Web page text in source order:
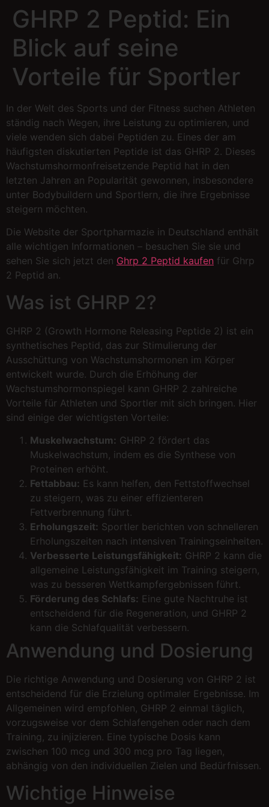
GHRP 2 Peptid: Ein
Blick auf seine
Vorteile für Sportler
In der Welt des Sports und der Fitness suchen Athleten
ständig nach Wegen, ihre Leistung zu optimieren, und
viele wenden sich dabei Peptiden zu. Eines der am
häufigsten diskutierten Peptide ist das GHRP 2. Dieses
Wachstumshormonfreisetzende Peptid hat in den
letzten Jahren an Popularität gewonnen, insbesondere
unter Bodybuildern und Sportlern, die ihre Ergebnisse
steigern möchten.
Die Website der Sportpharmazie in Deutschland enthält
alle wichtigen Informationen – besuchen Sie sie und
sehen Sie sich jetzt den Ghrp 2 Peptid kaufen für Ghrp
2 Peptid an.
Was ist GHRP 2?
GHRP 2 (Growth Hormone Releasing Peptide 2) ist ein
synthetisches Peptid, das zur Stimulierung der
Ausschüttung von Wachstumshormonen im Körper
entwickelt wurde. Durch die Erhöhung der
Wachstumshormonspiegel kann GHRP 2 zahlreiche
Vorteile für Athleten und Sportler mit sich bringen. Hier
sind einige der wichtigsten Vorteile:
Muskelwachstum: GHRP 2 fördert das
Muskelwachstum, indem es die Synthese von
Proteinen erhöht.
Fettabbau: Es kann helfen, den Fettstoffwechsel
zu steigern, was zu einer effizienteren
Fettverbrennung führt.
Erholungszeit: Sportler berichten von schnelleren
Erholungszeiten nach intensiven Trainingseinheiten.
Verbesserte Leistungsfähigkeit: GHRP 2 kann die
allgemeine Leistungsfähigkeit im Training steigern,
was zu besseren Wettkampfergebnissen führt.
Förderung des Schlafs: Eine gute Nachtruhe ist
entscheidend für die Regeneration, und GHRP 2
kann die Schlafqualität verbessern.
Anwendung und Dosierung
Die richtige Anwendung und Dosierung von GHRP 2 ist
entscheidend für die Erzielung optimaler Ergebnisse. Im
Allgemeinen wird empfohlen, GHRP 2 einmal täglich,
vorzugsweise vor dem Schlafengehen oder nach dem
Training, zu injizieren. Eine typische Dosis kann
zwischen 100 mcg und 300 mcg pro Tag liegen,
abhängig von den individuellen Zielen und Bedürfnissen.
Wichtige Hinweise